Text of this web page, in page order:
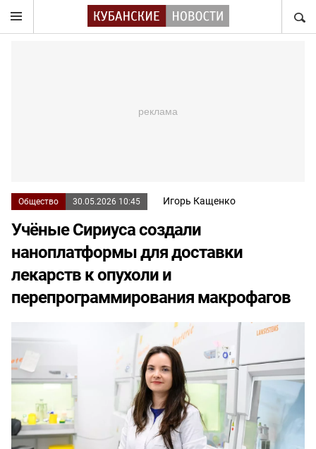
Общество 30.05.2026 10:45 Игорь Кащенко
Учёные Сириуса создали
наноплатформы для доставки
лекарств к опухоли и
перепрограммирования макрофагов